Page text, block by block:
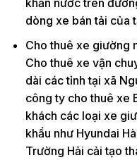
dòng xe bán tải của
Cho thuê xe giường
Cho thuê xe vận
dài các tỉnh tại xã
công ty cho thuê xe
khách các loại xe
khẩu như Hyundai
Trường Hải cải tạo